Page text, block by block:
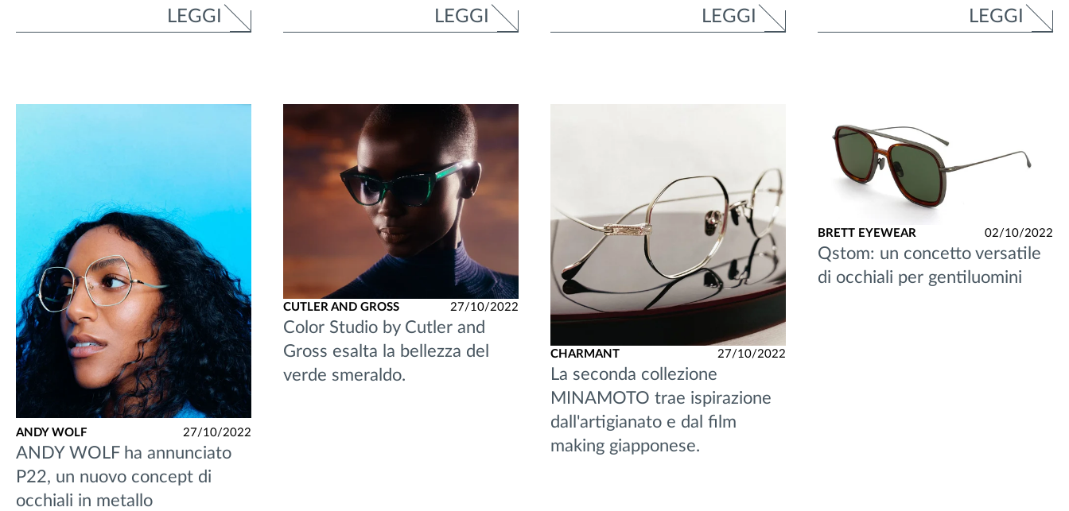
LEGGI LEGGI LEGGI LEGGI
ANDY WOLF 27/10/2022
ANDY WOLF ha annunciato
P22, un nuovo concept di
occhiali in metallo
CUTLER AND GROSS 27/10/2022
Color Studio by Cutler and
Gross esalta la bellezza del
verde smeraldo.
CHARMANT 27/10/2022
La seconda collezione
MINAMOTO trae ispirazione
dall'artigianato e dal film
making giapponese.
BRETT EYEWEAR 02/10/2022
Qstom: un concetto versatile
di occhiali per gentiluomini